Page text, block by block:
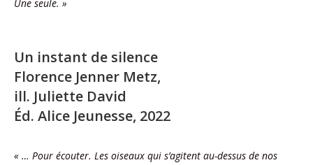
Une seule. »
Un instant de silence
Florence Jenner Metz,
ill. Juliette David
Éd. Alice Jeunesse, 2022
« … Pour écouter. Les oiseaux qui s’agitent au-dessus de nos